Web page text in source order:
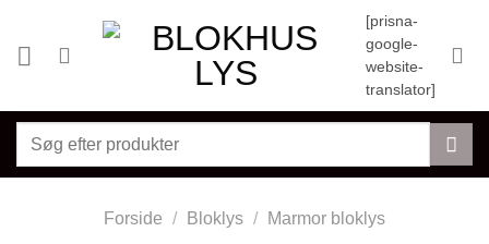
indhold
[prisna-
google-
website-
translator]
Søg
Forside / Bloklys / Marmor bloklys